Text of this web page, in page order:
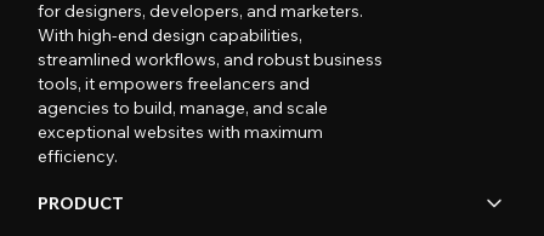
for designers, developers, and marketers.
With high-end design capabilities,
streamlined workflows, and robust business
tools, it empowers freelancers and
agencies to build, manage, and scale
exceptional websites with maximum
efficiency.
PRODUCT